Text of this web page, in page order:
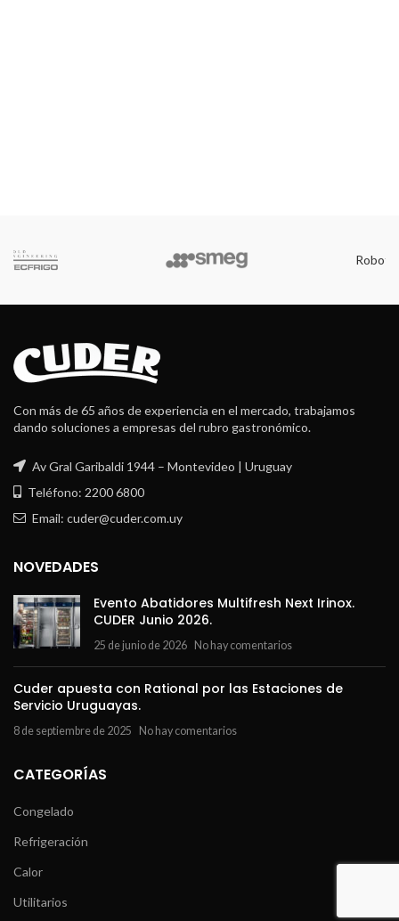
Con más de 65 años de experiencia en el mercado, trabajamos
dando soluciones a empresas del rubro gastronómico.
Av Gral Garibaldi 1944 – Montevideo | Uruguay
Teléfono: 2200 6800
Email: cuder@cuder.com.uy
NOVEDADES
Evento Abatidores Multifresh Next Irinox.
CUDER Junio 2026.
25 de junio de 2026 No hay comentarios
Cuder apuesta con Rational por las Estaciones de
Servicio Uruguayas.
8 de septiembre de 2025 No hay comentarios
CATEGORÍAS
Congelado
Refrigeración
Calor
Utilitarios